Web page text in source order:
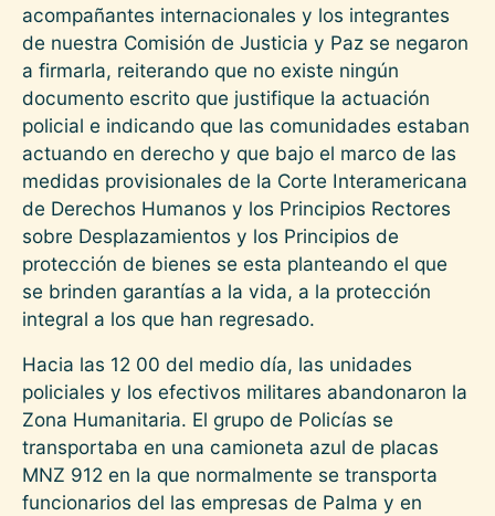
acompañantes internacionales y los integrantes
de nuestra Comisión de Justicia y Paz se negaron
a firmarla, reiterando que no existe ningún
documento escrito que justifique la actuación
policial e indicando que las comunidades estaban
actuando en derecho y que bajo el marco de las
medidas provisionales de la Corte Interamericana
de Derechos Humanos y los Principios Rectores
sobre Desplazamientos y los Principios de
protección de bienes se esta planteando el que
se brinden garantías a la vida, a la protección
integral a los que han regresado.
Hacia las 12 00 del medio día, las unidades
policiales y los efectivos militares abandonaron la
Zona Humanitaria. El grupo de Policías se
transportaba en una camioneta azul de placas
MNZ 912 en la que normalmente se transporta
funcionarios del las empresas de Palma y en